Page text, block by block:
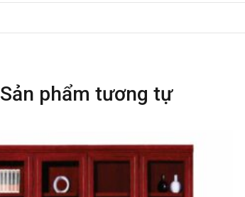
Sản phẩm tương tự